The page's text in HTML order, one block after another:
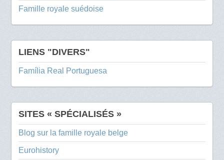
Famille royale suédoise
LIENS "DIVERS"
Família Real Portuguesa
SITES « SPÉCIALISÉS »
Blog sur la famille royale belge
Eurohistory